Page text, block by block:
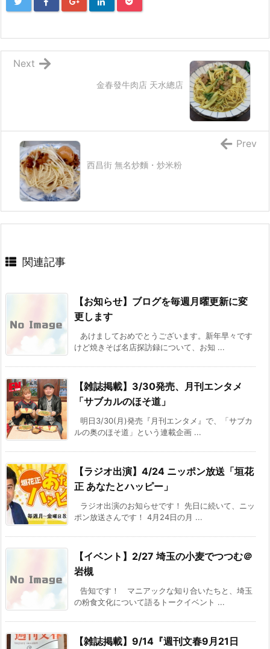
金春發牛肉店 天水總店
Next
西昌街 無名炒麵・炒米粉
Prev
関連記事
【お知らせ】ブログを毎週月曜更新に変
更します
あけましておめでとうございます。新年早々です
けど焼きそば名店探訪録について、お知 ...
【雑誌掲載】3/30発売、月刊エンタメ
「サブカルのほそ道」
明日3/30(月)発売『月刊エンタメ』で、「サブカ
ルの奥のほそ道」という連載企画 ...
【ラジオ出演】4/24 ニッポン放送「垣花
正 あなたとハッピー」
ラジオ出演のお知らせです！ 先日に続いて、ニッ
ポン放送さんです！ 4月24日の月 ...
【イベント】2/27 埼玉の小麦でつつむ＠
岩槻
告知です！ マニアックな知り合いたちと、埼玉
の粉食文化について語るトークイベント ...
【雑誌掲載】9/14『週刊文春9月21日